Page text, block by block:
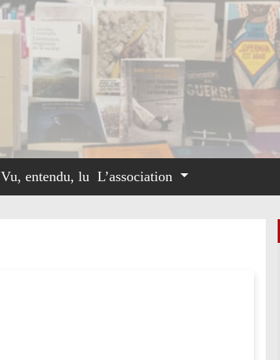
Vu, entendu, lu L’association